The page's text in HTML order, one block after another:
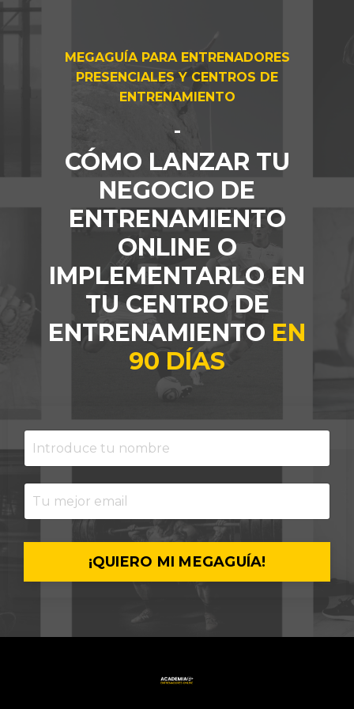
MEGAGUÍA PARA ENTRENADORES
PRESENCIALES Y CENTROS DE
ENTRENAMIENTO
-
CÓMO LANZAR TU
NEGOCIO DE
ENTRENAMIENTO
ONLINE O
IMPLEMENTARLO EN
TU CENTRO DE
ENTRENAMIENTO EN
90 DÍAS
¡QUIERO MI MEGAGUÍA!